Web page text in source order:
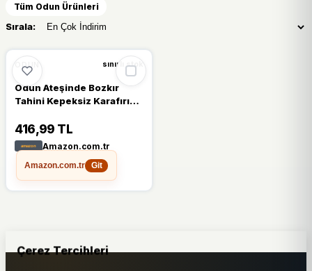
Tüm Odun Ürünleri
Sırala:
ODUN sınırlı stok
Odun Ateşinde Bozkır
Tahini Kepeksiz Karafırın
416,99 TL
Amazon.com.tr
Amazon.com.tr
Git
Çerez Tercihleri